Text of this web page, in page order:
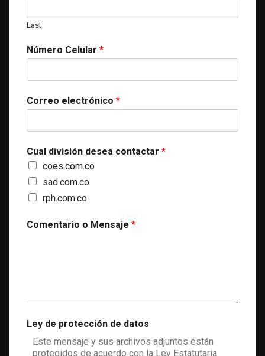
Last
Número Celular *
Correo electrónico *
Cual división desea contactar *
coes.com.co
sad.com.co
rph.com.co
Comentario o Mensaje *
Ley de protección de datos